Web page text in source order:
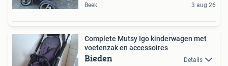
Beek 3 aug 26
Complete Mutsy Igo kinderwagen met
voetenzak en accessoires
Bieden Details